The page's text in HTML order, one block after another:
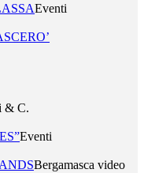
Eventi
& C.
Eventi
Bergamasca video